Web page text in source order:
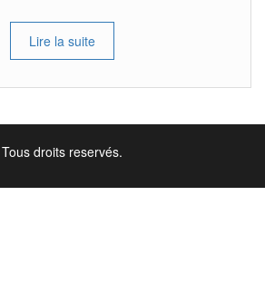
Lire la suite
Tous droits reservés.